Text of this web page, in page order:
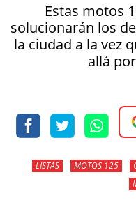
Estas motos
solucionarán los
la ciudad a la vez
allá
LISTAS MOTOS 125